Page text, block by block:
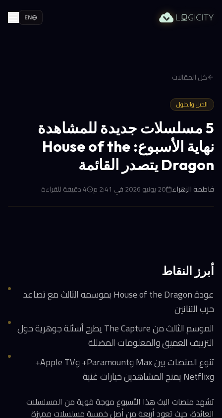
EN
كل المقالات
الحيل والحلول
5 مسلسلات جديدة للمشاهدة
نهاية الأسبوع: House of the
Dragon يتصدر القائمة
فاطمة الزهراء 20 يونيو 2026 في 2:41 م 4دقيقة للقراءة
أبرز النقاط
عودة House of the Dragon بموسمه الثالث مع تصاعد
حرب التنانين
الموسم الثالث من The Capture يطرح أسئلة جوهرية حول
التزييف العميق والمعلومات المضللة
تنوع المنصات بين Max وParamount+ وApple TV+
وNetflix يمنح المشاهدين خيارات غنية
تشهد منصات البث هذا الأسبوع موجة قوية من المسلسلات
العائدة، حيث تعود أربعة من أصل خمسة مسلسلات مميزة